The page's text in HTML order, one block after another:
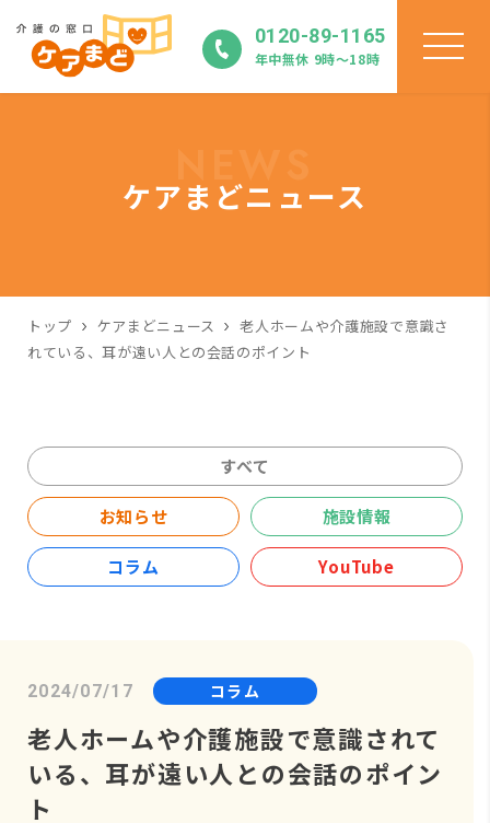
0120-89-1165
年中無休 9時〜18時
ケアまどニュース
トップ ケアまどニュース
老人ホームや介護施設で意識さ
れている、耳が遠い人との会話のポイント
すべて
お知らせ 施設情報
コラム YouTube
2024/07/17 コラム
老人ホームや介護施設で意識されて
いる、耳が遠い人との会話のポイン
ト